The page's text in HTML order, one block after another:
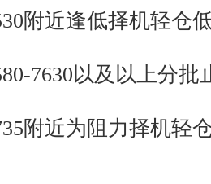
附近逢低择机轻仓
7630以及以上分批
附近为阻力择机轻